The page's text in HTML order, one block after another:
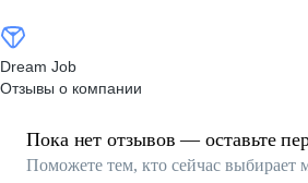
Dream Job
Отзывы о компании
Пока нет отзывов — оставьте
Поможете тем, кто сейчас выбирает